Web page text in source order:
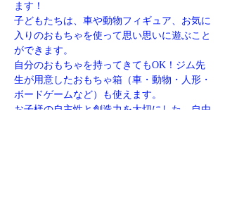
ます！
子どもたちは、車や動物フィギュア、お気に
入りのおもちゃを使って思い思いに遊ぶこと
ができます。
自分のおもちゃを持ってきてもOK！ジム先
生が用意したおもちゃ箱（車・動物・人形・
ボードゲームなど）も使えます。
お子様の自主性と創造力を大切にした、自由